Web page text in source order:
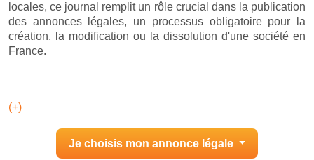
locales, ce journal remplit un rôle crucial dans la publication
des annonces légales, un processus obligatoire pour la
création, la modification ou la dissolution d'une société en
France.
(+)
Je choisis mon annonce légale